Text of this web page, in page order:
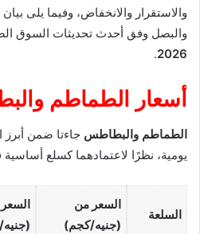
والاستقرار والانخفاض، وفيما يلى
والبصل وفق أحدث تحديثات السوق
2026
.
أسعار الطماطم
الطماطم والبطاطس جاءتا ضمن أبرز
يومية، نظرًا لاعتمادهما كسلع
السلعة
السعر من
(جنيه/كجم)